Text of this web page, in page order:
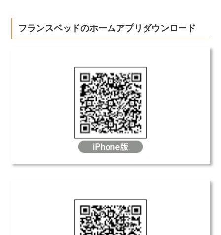
フランスベッドのホームアプリダウンロード